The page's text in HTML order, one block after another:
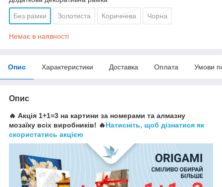
Без рамки Золотиста Коричнева Чорна
Немає в наявності
Опис Характеристики Доставка Оплата Умови
Опис
🔥 Акція 1+1=3 на картини за номерами та алмазну
мозаїку всіх виробників! 🔥Натисніть, щоб дізнатися як
скористатись акцією